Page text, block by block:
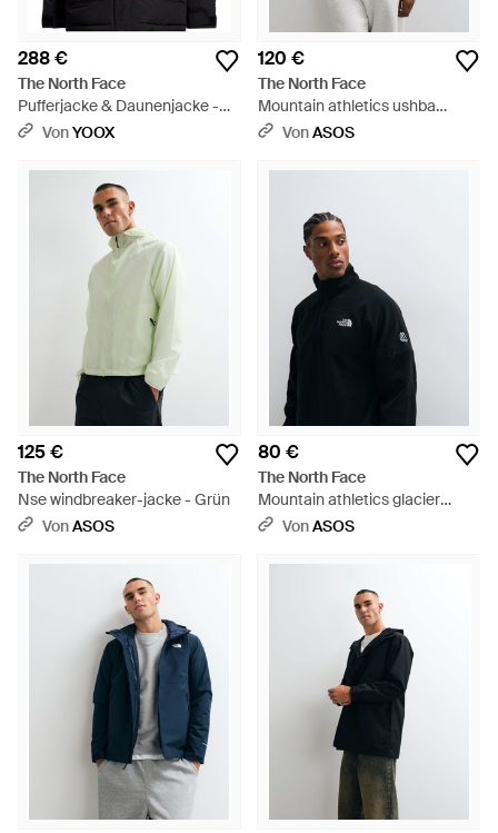
288 €
The North Face
Pufferjacke & Daunenjacke -
Schwarz
VonYOOX
120 €
The North Face
Mountain athletics ushba
kapuzenjacke - Grau
VonASOS
125 €
The North Face
Nse windbreaker-jacke - Grün
VonASOS
80 €
The North Face
Mountain athletics glacier
fleece mit 1/4-reißverschluss -
VonASOS